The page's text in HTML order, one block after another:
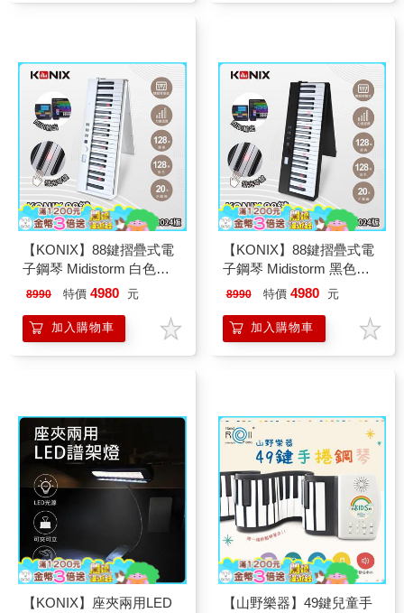
【KONIX】88鍵摺疊式電
子鋼琴 Midistorm 白色款
LED智慧燈光學習 可攜式
鍵盤魔光琴
8990 特價 4980 元
加入購物車
【KONIX】88鍵摺疊式電
子鋼琴 Midistorm 黑色款
LED智慧燈光學習 可攜式
鍵盤魔光琴
8990 特價 4980 元
加入購物車
【KONIX】座夾兩用LED
【山野樂器】49鍵兒童手